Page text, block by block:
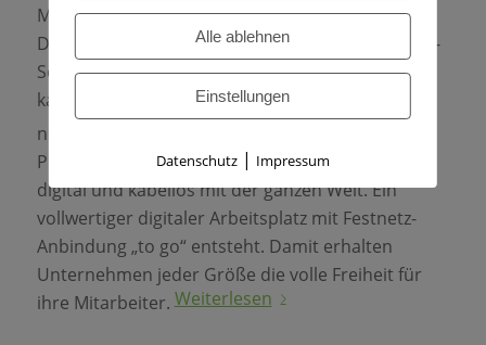
Mitarbeiter noch oft an eine „Strippe“ gebunden:
Die Telefonstrippe. Die GfK System GmbH ist Full-
Service-Provider für Telekommunikation und
kappt die imaginäre Telefonschnur. Mit dem
neuen Produkt IKARUS
PLATTFORM verbindet sie den Büroschreibtisch
digital und kabellos mit der ganzen Welt. Ein
vollwertiger digitaler Arbeitsplatz mit Festnetz-
Anbindung „to go“ entsteht. Damit erhalten
Unternehmen jeder Größe die volle Freiheit für
ihre Mitarbeiter.Weiterlesen
Alle ablehnen
Einstellungen
Datenschutz| Impressum